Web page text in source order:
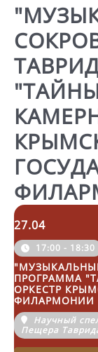
27.04
17:00 - 18:30
ПРОГРАММА
ОРКЕСТР
ФИЛАРМОНИИ
Научный
Пещера